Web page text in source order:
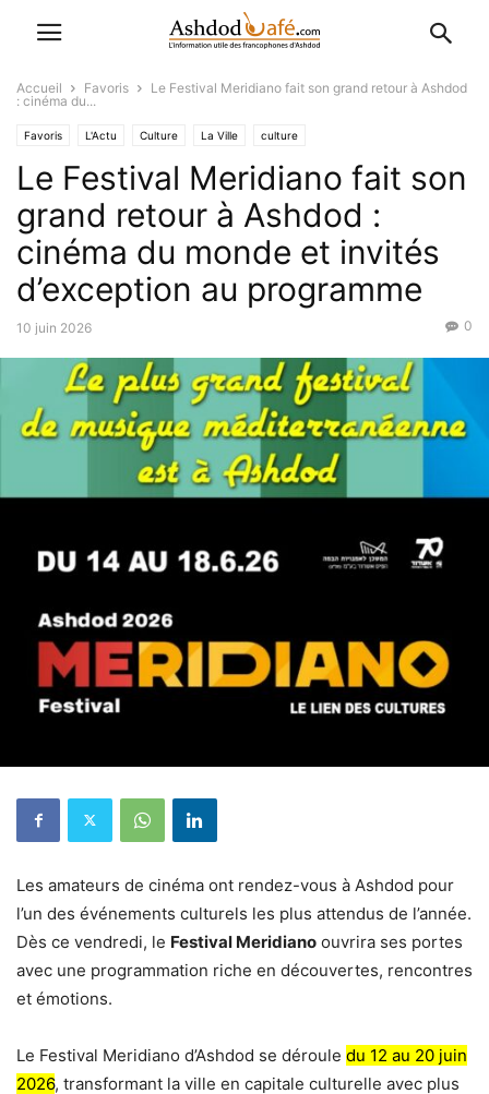
Accueil Favoris
Le Festival Meridiano fait son grand retour à Ashdod
: cinéma du...
Favoris L'Actu Culture La Ville culture
Événementiel (Hévra Ironit)
Le Festival Meridiano fait son
grand retour à Ashdod :
cinéma du monde et invités
d’exception au programme
10 juin 2026 0
Les amateurs de cinéma ont rendez-vous à Ashdod pour
l’un des événements culturels les plus attendus de l’année.
Dès ce vendredi, le Festival Meridiano ouvrira ses portes
avec une programmation riche en découvertes, rencontres
et émotions.
Le Festival Meridiano d’Ashdod se déroule du 12 au 20 juin
2026, transformant la ville en capitale culturelle avec plus